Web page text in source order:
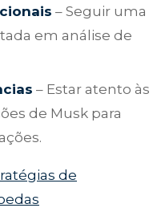
– Seguir uma
em análise de
– Estar atento às
de Musk para
de